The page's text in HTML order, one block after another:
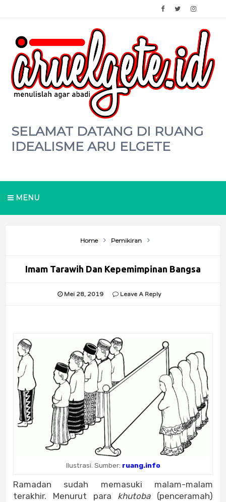
SELAMAT DATANG DI RUANG
IDEALISME ARU ELGETE
MENU
Home Pemikiran
Imam Tarawih Dan Kepemimpinan Bangsa
Mei 28, 2019 Leave A Reply
Ilustrasi. Sumber: ruang.info
Ramadan sudah memasuki malam-malam
terakhir. Menurut para khutoba(penceramah)